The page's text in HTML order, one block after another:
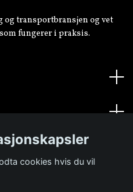
transportbransjen og vet
fungerer i praksis.
cookies hvis du vil